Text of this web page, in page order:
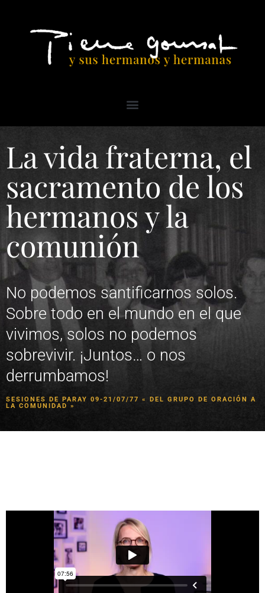
La vida fraterna, el
sacramento de los
hermanos y la
comunión
No podemos santificarnos solos.
Sobre todo en el mundo en el que
vivimos, solos no podemos
sobrevivir. ¡Juntos… o nos
derrumbamos!
SESIONES DE PARAY 09-21/07/77 « DEL GRUPO DE ORACIÓN A
LA COMUNIDAD »